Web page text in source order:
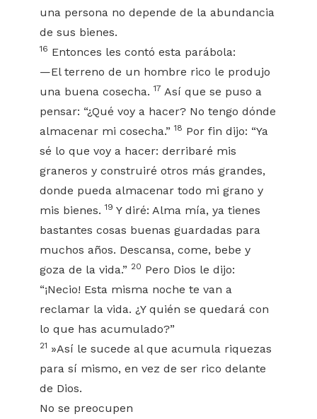
una persona no depende de la abundancia
de sus bienes.
16 Entonces les contó esta parábola:
—El terreno de un hombre rico le produjo
una buena cosecha.17 Así que se puso a
pensar: “¿Qué voy a hacer? No tengo dónde
almacenar mi cosecha.”18 Por fin dijo: “Ya
sé lo que voy a hacer: derribaré mis
graneros y construiré otros más grandes,
donde pueda almacenar todo mi grano y
mis bienes.19 Y diré: Alma mía, ya tienes
bastantes cosas buenas guardadas para
muchos años. Descansa, come, bebe y
goza de la vida.” 20 Pero Dios le dijo:
“¡Necio! Esta misma noche te van a
reclamar la vida. ¿Y quién se quedará con
lo que has acumulado?”
21 »Así le sucede al que acumula riquezas
para sí mismo, en vez de ser rico delante
de Dios.
No se preocupen